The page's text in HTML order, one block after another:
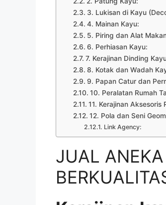
3. Lukisan di Kayu
4. Mainan Kayu:
5. Piring dan Alat
6. Perhiasan Kayu:
7. Kerajinan Dinding
8. Kotak dan Wadah
9. Papan Catur dan
10. Peralatan Rumah
11. Kerajinan Aksesoris
12. Pola dan Seni
Link Agency:
JUAL